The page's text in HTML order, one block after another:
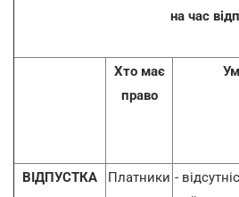
на час
Хто має
право
ВІДПУСТКА
Платники -